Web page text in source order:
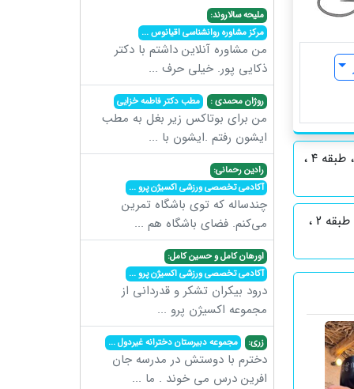
کرج ، مهرویلا ، خیابان درختی ، اولین چراغ قرمز ، ساختمان مکعب رنگی ، طبقه ۴ ،
کرج ، مهرویلا ، خیابان درختی ، اولین چراغ قرمز ، ساختمان مکعب رنگی ، طبقه 2 ،
ملیحه سالاروند:
مرکز مشاوره روانشناسی اقیانوس...
من مشاوره آنلاین داشتم با دکتر
ذکایی پور. خیلی حرف ...
روژان محمدی : مطب دکتر فاطمه خزایی
من برای بوتاکس زیر بغل به مطب
ایشون رفتم .ایشون با ...
رادین رحمانی:
آکادمی تخصصی ورزشی اکسیژن پرو...
چندساله که توی باشگاه تمرین
می‌کنم. فضای باشگاه هم ...
اورهان کامل و حسین کامل:
آکادمی تخصصی ورزشی اکسیژن پرو...
درود بیکران تشکر و قدردانی از
مجموعه اکسیژن پرو ...
زری: مجموعه دبیرستان دخترانه غیردول...
دخترم با دوستش در مدرسه جان
افرین درس می خوند . ما ...